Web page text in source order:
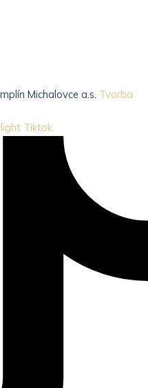
Michalovce a.s. Tvorba
Tiktok